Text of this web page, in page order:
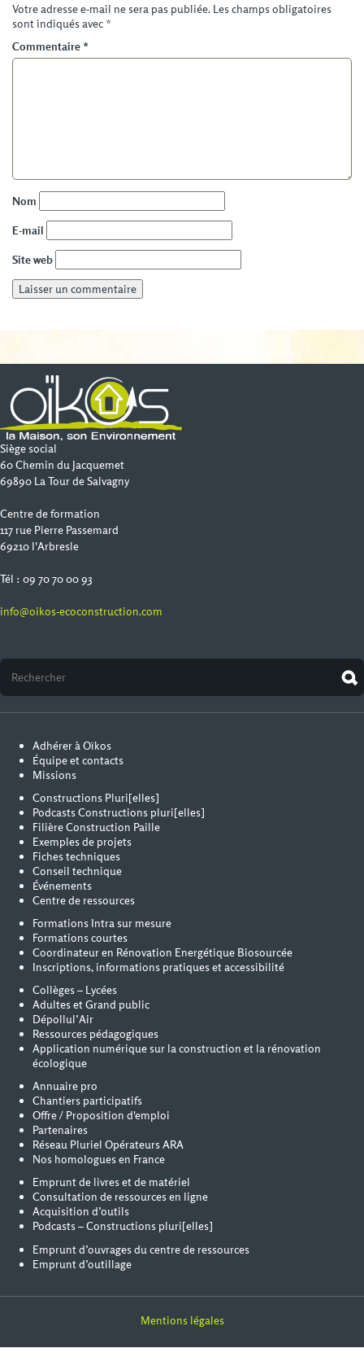
Votre adresse e-mail ne sera pas publiée. Les champs obligatoires
sont indiqués avec *
Commentaire *
Nom
E-mail
Site web
Siège social
60 Chemin du Jacquemet
69890 La Tour de Salvagny
Centre de formation
117 rue Pierre Passemard
69210 l'Arbresle
Tél : 09 70 70 00 93
info@oikos-ecoconstruction.com
Adhérer à Oïkos
Équipe et contacts
Missions
Constructions Pluri[elles]
Podcasts Constructions pluri[elles]
Filière Construction Paille
Exemples de projets
Fiches techniques
Conseil technique
Événements
Centre de ressources
Formations Intra sur mesure
Formations courtes
Coordinateur en Rénovation Energétique Biosourcée
Inscriptions, informations pratiques et accessibilité
Collèges – Lycées
Adultes et Grand public
Dépollul’Air
Ressources pédagogiques
Application numérique sur la construction et la rénovation
écologique
Annuaire pro
Chantiers participatifs
Offre / Proposition d'emploi
Partenaires
Réseau Pluriel Opérateurs ARA
Nos homologues en France
Emprunt de livres et de matériel
Consultation de ressources en ligne
Acquisition d’outils
Podcasts – Constructions pluri[elles]
Emprunt d’ouvrages du centre de ressources
Emprunt d’outillage
Mentions légales